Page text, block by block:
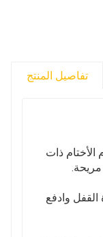
تفاصيل المنتج
الأختام ذات
مريحة.
وادفع